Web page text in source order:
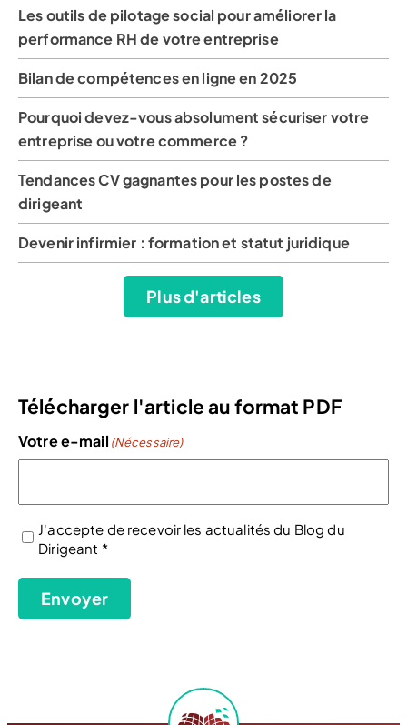
Les outils de pilotage social pour améliorer la
performance RH de votre entreprise
Bilan de compétences en ligne en 2025
Pourquoi devez-vous absolument sécuriser votre
entreprise ou votre commerce ?
Tendances CV gagnantes pour les postes de
dirigeant
Devenir infirmier : formation et statut juridique
Plus d'articles
Télécharger l'article au format PDF
Votre e-mail (Nécessaire)
(Nécessaire)
J'accepte de recevoir les actualités du Blog du
Dirigeant *
Envoyer